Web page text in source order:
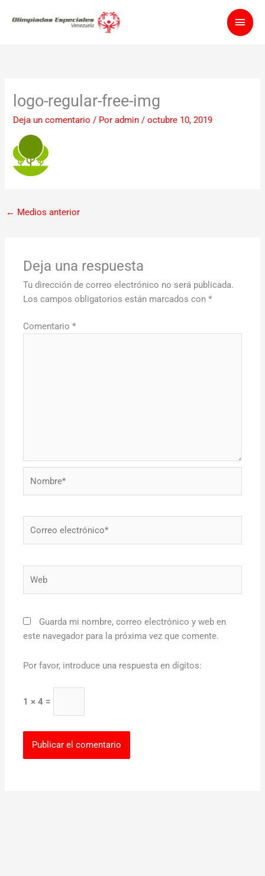
logo-regular-free-img
Deja un comentario / Poradmin/octubre 10, 2019
← Medios anterior
Deja una respuesta
Tu dirección de correo electrónico no será publicada.
Los campos obligatorios están marcados con*
Comentario*
Guarda mi nombre, correo electrónico y web en
este navegador para la próxima vez que comente.
Por favor, introduce una respuesta en dígitos:
1 × 4 =